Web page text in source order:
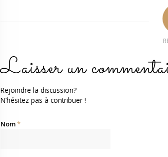
Laisser un
Rejoindre la discussion?
N’hésitez pas à contribuer !
Nom*